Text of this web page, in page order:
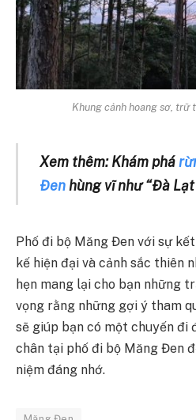
Khung cảnh hoang sơ, trữ
Xem thêm: Khám phá
Đenhùng vĩ như “Đà Lạt
Phố đi bộ Măng Đen với sự
kế hiện đại và cảnh sắc thiên
hẹn mang lại cho bạn những
vọng rằng những gợi ý tham
sẽ giúp bạn có một chuyến đi
chân tại phố đi bộ Măng Đen
niệm đáng nhớ.